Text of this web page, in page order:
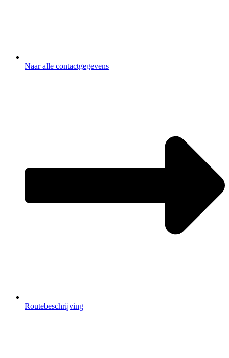
Naar alle contactgegevens
Routebeschrijving